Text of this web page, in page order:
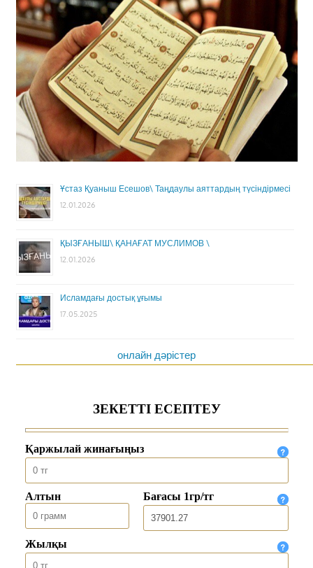
Ұстаз Қуаныш Есешов\ Таңдаулы аяттардың түсіндірмесі
12.01.2026
ҚЫЗҒАНЫШ\ ҚАНАҒАТ МУСЛИМОВ \
12.01.2026
Исламдағы достық ұғымы
17.05.2025
онлайн дәрістер